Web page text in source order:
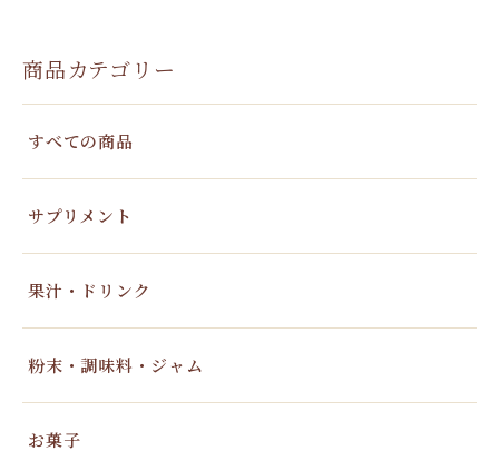
商品カテゴリー
すべての商品
サプリメント
果汁・ドリンク
粉末・調味料・ジャム
お菓子